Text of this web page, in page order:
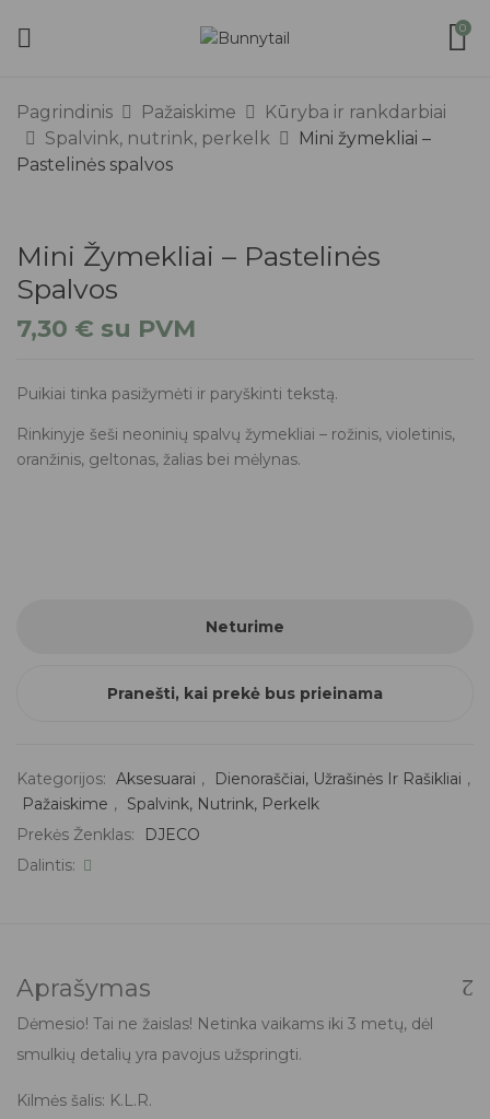
0
Pagrindinis Pažaiskime
Kūryba ir rankdarbiai
Spalvink, nutrink, perkelk
Mini žymekliai –
Pastelinės spalvos
Mini Žymekliai – Pastelinės
Spalvos
7,30 € su PVM
Puikiai tinka pasižymėti ir paryškinti tekstą.
Rinkinyje šeši neoninių spalvų žymekliai – rožinis, violetinis,
oranžinis, geltonas, žalias bei mėlynas.
Neturime
Pranešti, kai prekė bus prieinama
Kategorijos: Aksesuarai , Dienoraščiai, Užrašinės Ir Rašikliai ,
Pažaiskime , Spalvink, Nutrink, Perkelk
Prekės Ženklas:
DJECO
Dalintis:
Aprašymas
Dėmesio! Tai ne žaislas! Netinka vaikams iki 3 metų, dėl
smulkių detalių yra pavojus užspringti.
Kilmės šalis: K.L.R.